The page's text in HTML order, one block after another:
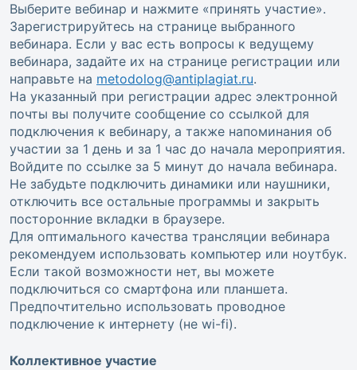
Выберите вебинар и нажмите «принять участие».
Зарегистрируйтесь на странице выбранного
вебинара. Если у вас есть вопросы к ведущему
вебинара, задайте их на странице регистрации или
направьте на metodolog@antiplagiat.ru.
На указанный при регистрации адрес электронной
почты вы получите сообщение со ссылкой для
подключения к вебинару, а также напоминания об
участии за 1 день и за 1 час до начала мероприятия.
Войдите по ссылке за 5 минут до начала вебинара.
Не забудьте подключить динамики или наушники,
отключить все остальные программы и закрыть
посторонние вкладки в браузере.
Для оптимального качества трансляции вебинара
рекомендуем использовать компьютер или ноутбук.
Если такой возможности нет, вы можете
подключиться со смартфона или планшета.
Предпочтительно использовать проводное
подключение к интернету (не wi-fi).
Коллективное участие